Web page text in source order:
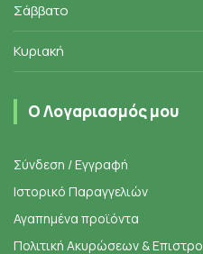
Σάββατο
Κυριακή
Ο Λογαριασμός μου
Σύνδεση / Εγγραφή
Ιστορικό Παραγγελιών
Αγαπημένα προϊόντα
Πολιτική Ακυρώσεων &